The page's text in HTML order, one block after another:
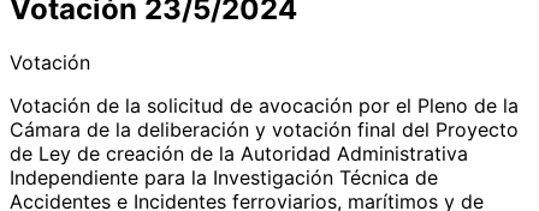
Votación 23/5/2024
Votación
Votación de la solicitud de avocación por el Pleno de la
Cámara de la deliberación y votación final del Proyecto
de Ley de creación de la Autoridad Administrativa
Independiente para la Investigación Técnica de
Accidentes e Incidentes ferroviarios, marítimos y de